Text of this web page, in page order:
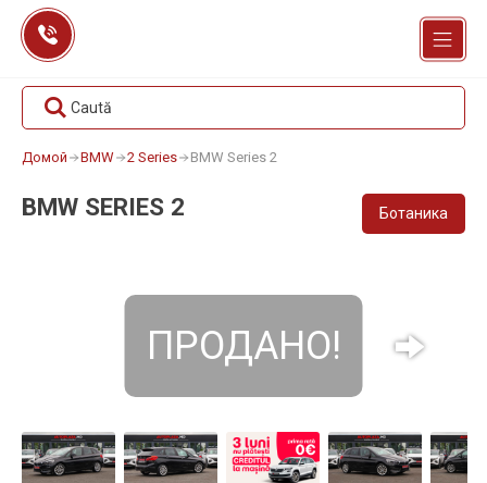
Перейти
содержанию
Caută
Домой BMW 2 Series BMW Series 2
BMW SERIES 2 Ботаника
ПРОДАНО!